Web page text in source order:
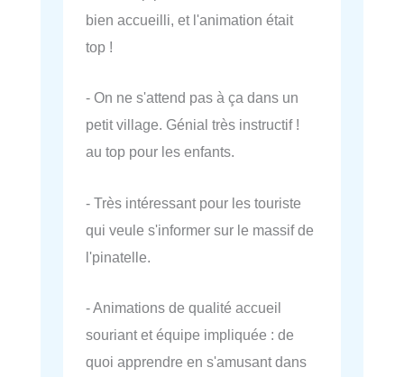
bien accueilli, et l'animation était
top !
- On ne s'attend pas à ça dans un
petit village. Génial très instructif !
au top pour les enfants.
- Très intéressant pour les touriste
qui veule s'informer sur le massif de
l'pinatelle.
- Animations de qualité accueil
souriant et équipe impliquée : de
quoi apprendre en s'amusant dans